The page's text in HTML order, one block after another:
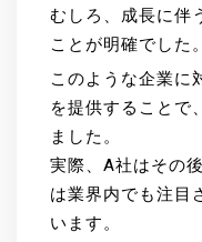
むしろ、成長に伴
ことが明確でした。
このような企業に
を提供することで
ました。
実際、A社はその
は業界内でも注目
います。